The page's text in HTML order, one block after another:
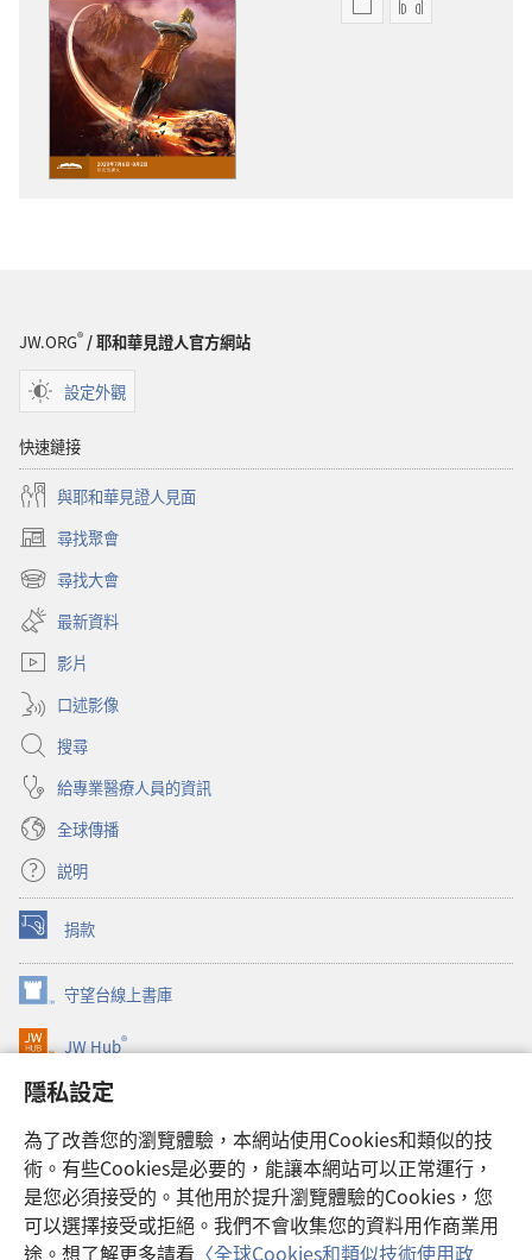
隱私設定
為了改善您的瀏覽體驗，本網站使用Cookies和類似的技
術。有些Cookies是必要的，能讓本網站可以正常運行，
是您必須接受的。其他用於提升瀏覽體驗的Cookies，您
可以選擇接受或拒絕。我們不會收集您的資料用作商業用
途。想了解更多請看 〈全球Cookies和類似技術使用政
電
2020
錄
月
JW.ORG®/ 耶和華見證人官方網站
設定外觀
快速鏈接
與耶和華見證人見面
尋找聚會
（開
啟
新
視
窗）
尋找大會
（開
啟
新
視
最新資料
影片
口述影像
搜尋
給專業醫療人員的資訊
全球傳播
説明
捐款
（開
啟
新
視
窗）
守望台線上書庫
（開
啟
新
窗）
JW Hub®
（開
啟
新
視
窗）
JW Library®
Watchtower Library